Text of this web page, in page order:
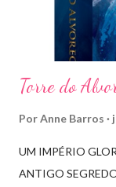
Torre do
PorAnne Barros
UM IMPÉRIO
ANTIGO